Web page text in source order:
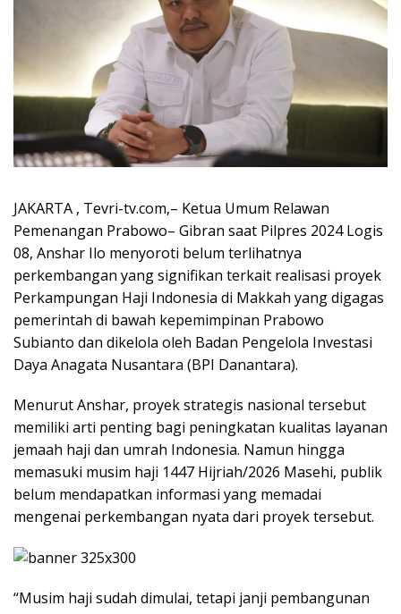
JAKARTA , Tevri-tv.com,– Ketua Umum Relawan
Pemenangan Prabowo– Gibran saat Pilpres 2024 Logis
08, Anshar Ilo menyoroti belum terlihatnya
perkembangan yang signifikan terkait realisasi proyek
Perkampungan Haji Indonesia di Makkah yang digagas
pemerintah di bawah kepemimpinan Prabowo
Subianto dan dikelola oleh Badan Pengelola Investasi
Daya Anagata Nusantara (BPI Danantara).
Menurut Anshar, proyek strategis nasional tersebut
memiliki arti penting bagi peningkatan kualitas layanan
jemaah haji dan umrah Indonesia. Namun hingga
memasuki musim haji 1447 Hijriah/2026 Masehi, publik
belum mendapatkan informasi yang memadai
mengenai perkembangan nyata dari proyek tersebut.
“Musim haji sudah dimulai, tetapi janji pembangunan